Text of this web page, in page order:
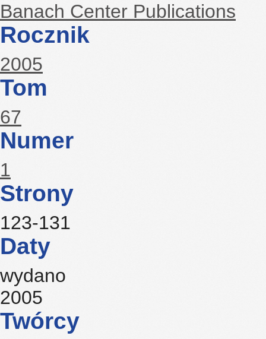
Banach Center Publications
Rocznik
2005
Tom
67
Numer
1
Strony
123-131
Daty
wydano
2005
Twórcy